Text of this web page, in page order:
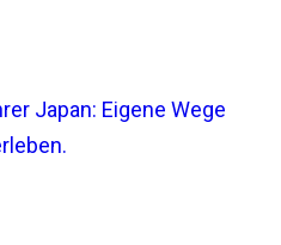
Japan: Eigene Wege